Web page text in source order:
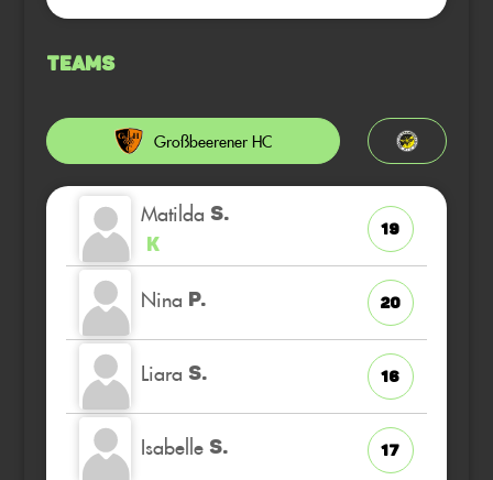
Teams
Großbeerener HC
Matilda S.
K
19
Nina P. 20
Liara S. 16
Isabelle S. 17